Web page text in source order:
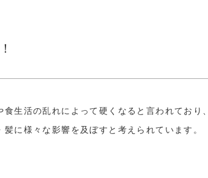
生活の乱れによって硬くなると言われており、
に様々な影響を及ぼすと考えられています。